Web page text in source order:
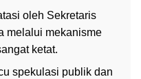
oleh Sekretaris
melalui mekanisme
ketat.
spekulasi publik dan